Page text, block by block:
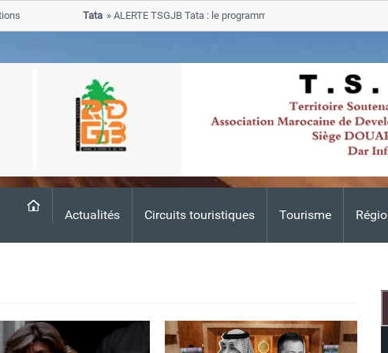
Actualités Circuits touristiques Tourisme
ALERTE TSGJB Tata : le programme de rehabilitation post-
progresse dans les zones sinistrees